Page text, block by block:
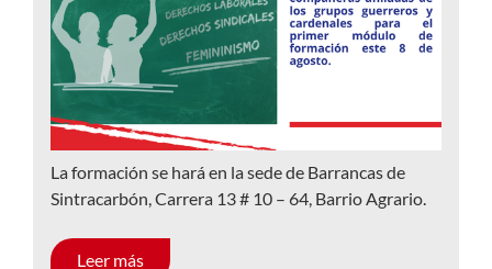
La formación se hará en la sede de Barrancas de
Sintracarbón, Carrera 13 # 10 – 64, Barrio Agrario.
Leer más